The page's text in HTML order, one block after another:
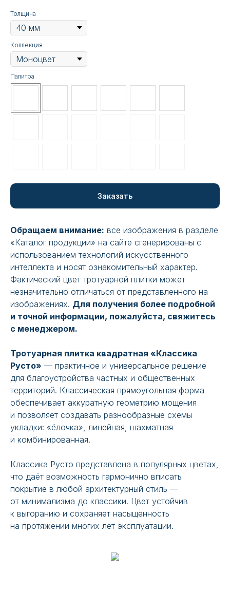
Толщина
Коллекция
Палитра
Заказать
Обращаем внимание: все изображения в разделе
«Каталог продукции» на сайте сгенерированы с
использованием технологий искусственного
интеллекта и носят ознакомительный характер.
Фактический цвет тротуарной плитки может
незначительно отличаться от представленного на
изображениях. Для получения более подробной
и точной информации, пожалуйста, свяжитесь
с менеджером.
Тротуарная плитка квадратная «Классика
Русто» — практичное и универсальное решение
для благоустройства частных и общественных
территорий. Классическая прямоугольная форма
обеспечивает аккуратную геометрию мощения
и позволяет создавать разнообразные схемы
укладки: «ёлочка», линейная, шахматная
и комбинированная.
Классика Русто представлена в популярных цветах,
что даёт возможность гармонично вписать
покрытие в любой архитектурный стиль —
от минимализма до классики. Цвет устойчив
к выгоранию и сохраняет насыщенность
на протяжении многих лет эксплуатации.